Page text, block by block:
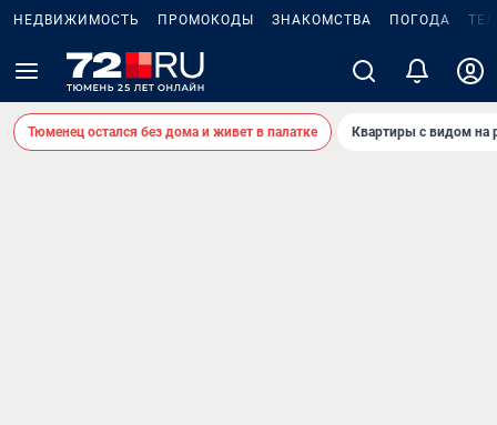
НЕДВИЖИМОСТЬ ПРОМОКОДЫ ЗНАКОМСТВА ПОГОДА
Тюменец остался без дома и живет в палатке Квартиры с видом на